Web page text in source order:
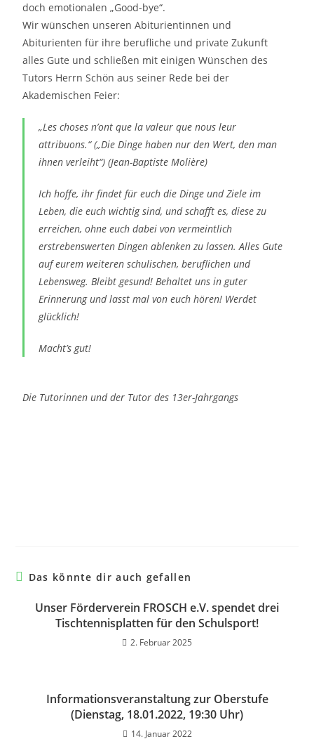
doch emotionalen „Good-bye“.
Wir wünschen unseren Abiturientinnen und
Abiturienten für ihre berufliche und private Zukunft
alles Gute und schließen mit einigen Wünschen des
Tutors Herrn Schön aus seiner Rede bei der
Akademischen Feier:
„Les choses n’ont que la valeur que nous leur
attribuons.“ („Die Dinge haben nur den Wert, den man
ihnen verleiht“) (Jean-Baptiste Molière)
Ich hoffe, ihr findet für euch die Dinge und Ziele im
Leben, die euch wichtig sind, und schafft es, diese zu
erreichen, ohne euch dabei von vermeintlich
erstrebenswerten Dingen ablenken zu lassen. Alles Gute
auf eurem weiteren schulischen, beruflichen und
Lebensweg. Bleibt gesund! Behaltet uns in guter
Erinnerung und lasst mal von euch hören! Werdet
glücklich!
Macht’s gut!
Die Tutorinnen und der Tutor des 13er-Jahrgangs
Das könnte dir auch gefallen
Unser Förderverein FROSCH e.V. spendet drei
Tischtennisplatten für den Schulsport!
2. Februar 2025
Informationsveranstaltung zur Oberstufe
(Dienstag, 18.01.2022, 19:30 Uhr)
14. Januar 2022